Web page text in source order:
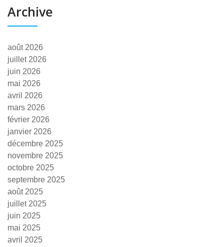
Archive
août 2026
juillet 2026
juin 2026
mai 2026
avril 2026
mars 2026
février 2026
janvier 2026
décembre 2025
novembre 2025
octobre 2025
septembre 2025
août 2025
juillet 2025
juin 2025
mai 2025
avril 2025